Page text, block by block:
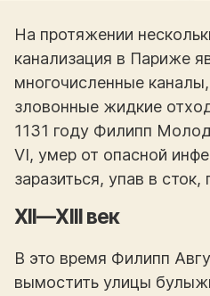
На протяжении
канализация в Париже
многочисленные
зловонные жидкие
1131 году Филипп
VI, умер от опасной
заразиться, упав в
XII—XIII век
В это время Филипп
вымостить улицы